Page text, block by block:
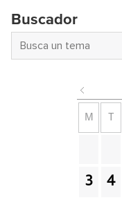
Buscador
M
3 4